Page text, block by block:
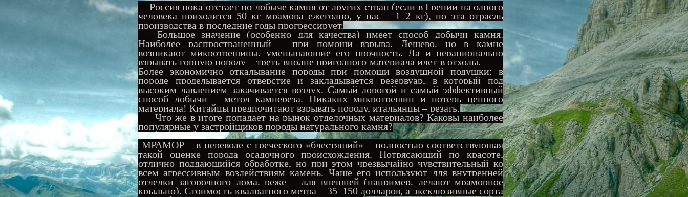
Россия пока отстает по добыче камня от других стран (если в Греции на одного
человека приходится 50 кг мрамора ежегодно, у нас – 1–2 кг), но эта отрасль
производства в последние годы прогрессирует.
Большое значение (особенно для качества) имеет способ добычи камня.
Наиболее распространенный – при помощи взрыва. Дешево, но в камне
возникают микротрещины, уменьшающие его прочность. Да и нерационально
взрывать горную породу – треть вполне пригодного материала идет в отходы.
Более экономично откалывание породы при помощи воздушной подушки: в
породе проделывается отверстие и закладывается резервуар, в который под
высоким давлением закачивается воздух. Самый дорогой и самый эффективный
способ добычи – метод камнереза. Никаких микротрещин и потерь ценного
материала! Китайцы предпочитают взрывать породу, итальянцы – резать.
Что же в итоге попадает на рынок отделочных материалов? Каковы наиболее
популярные у застройщиков породы натурального камня?
МРАМОР – в переводе с греческого «блестящий» – полностью соответствующая
такой оценке порода осадочного происхождения. Потрясающий по красоте,
отлично поддающийся обработке, но при этом чрезвычайно чувствительный ко
всем агрессивным воздействиям камень. Чаще его используют для внутренней
отделки загородного дома, реже – для внешней (например, делают мраморное
крыльцо). Стоимость квадратного метра – 35–150 долларов, а эксклюзивные сорта